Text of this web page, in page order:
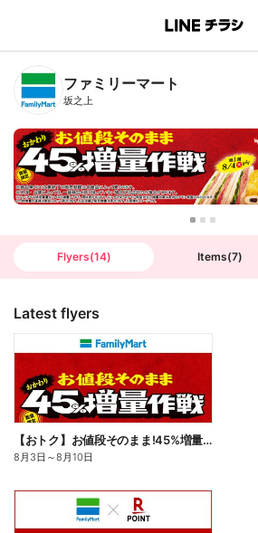
B
n
T
ファミリーマート
坂之上
Flyers(14) Items(7)
Latest flyers
【おトク】お値段そのまま!45%増量作戦!
8月3日 ～8月10日